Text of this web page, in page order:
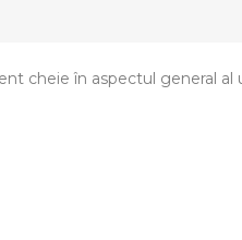
cheie în aspectul general al